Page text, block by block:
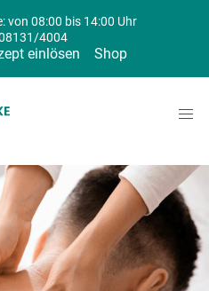
von 08:00 bis 14:00 Uhr
4004
einlösen Shop